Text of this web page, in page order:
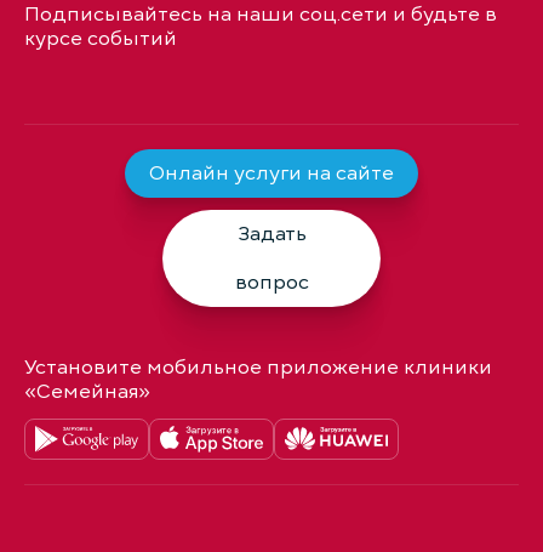
Подписывайтесь на наши соц.сети и будьте в
курсе событий
Онлайн услуги на сайте
Задать
вопрос
Установите мобильное приложение клиники
«Семейная»